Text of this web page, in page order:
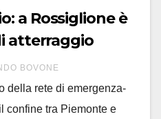
a Rossiglione è
atterraggio
BOVONE
della rete di emergenza-
confine tra Piemonte e